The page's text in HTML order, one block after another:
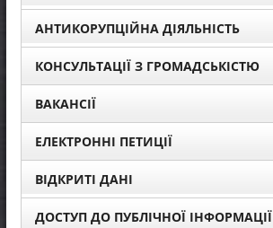
АНТИКОРУПЦІЙНА ДІЯЛЬНІСТЬ
КОНСУЛЬТАЦІЇ З ГРОМАДСЬКІСТЮ
ВАКАНСІЇ
ЕЛЕКТРОННІ ПЕТИЦІЇ
ВІДКРИТІ ДАНІ
ДОСТУП ДО ПУБЛІЧНОЇ ІНФОРМАЦІЇ